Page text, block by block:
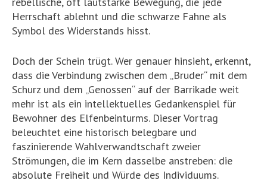
Herrschaft ablehnt und die schwarze Fahne als
Symbol des Widerstands hisst.
Doch der Schein trügt. Wer genauer hinsieht, erkennt,
dass die Verbindung zwischen dem „Bruder“ mit dem
Schurz und dem „Genossen“ auf der Barrikade weit
mehr ist als ein intellektuelles Gedankenspiel für
Bewohner des Elfenbeinturms. Dieser Vortrag
beleuchtet eine historisch belegbare und
faszinierende Wahlverwandtschaft zweier
Strömungen, die im Kern dasselbe anstreben: die
absolute Freiheit und Würde des Individuums.